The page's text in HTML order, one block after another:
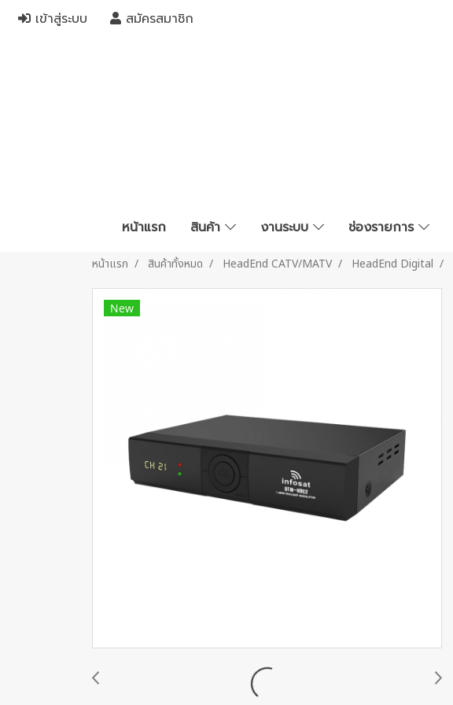
เข้าสู่ระบบ สมัครสมาชิก
หน้าแรก สินค้า งานระบบ ช่องรายการ
หน้าแรก สินค้าทั้งหมด HeadEnd CATV/MATV HeadEnd Digital
New